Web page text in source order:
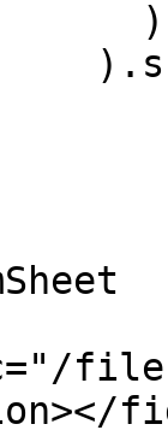
files/